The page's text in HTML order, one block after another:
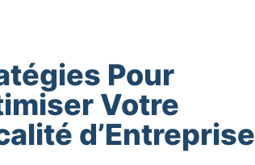
Pour
Votre
d’Entreprise